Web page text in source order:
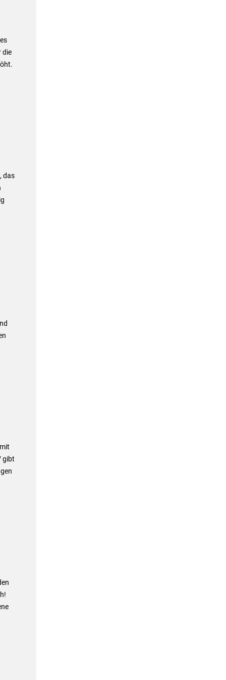
die
das
gibt